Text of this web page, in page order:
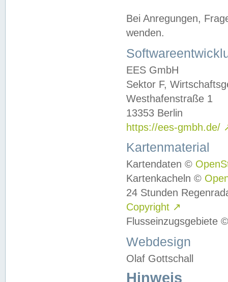
Bei Anregungen,
wenden.
EES GmbH
Sektor F,
Westhafenstraße 1
13353 Berlin
https://ees-gmbh.de/
Kartenmaterial
Kartendaten ©
Kartenkacheln ©
24 Stunden
Copyright ↗
Flusseinzugsgebiete
Webdesign
Olaf Gottschall
Hinweis